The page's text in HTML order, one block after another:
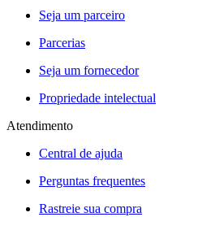
Seja um parceiro
Parcerias
Seja um fornecedor
Propriedade intelectual
Atendimento
Central de ajuda
Perguntas frequentes
Rastreie sua compra